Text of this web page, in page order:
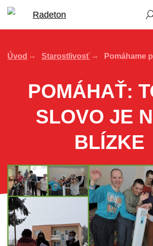
Úvod Starostlivosť Pomáhame
POMÁHAŤ:
SLOVO JE
BLÍZKE